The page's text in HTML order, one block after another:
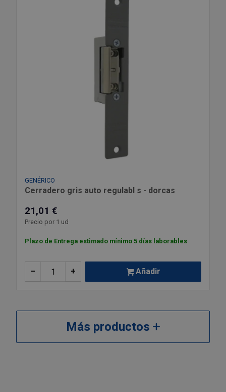
GENÉRICO
Cerradero gris auto regulabl s - dorcas
21,01 €
Precio por 1 ud
Plazo de Entrega estimado mínimo 5 días laborables
+
– Añadir
Más productos